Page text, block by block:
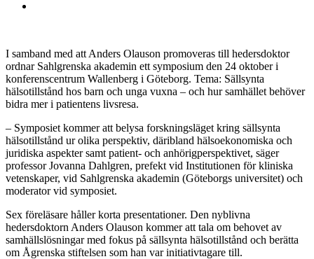
I samband med att Anders Olauson promoveras till hedersdoktor
ordnar Sahlgrenska akademin ett symposium den 24 oktober i
konferenscentrum Wallenberg i Göteborg. Tema: Sällsynta
hälsotillstånd hos barn och unga vuxna – och hur samhället behöver
bidra mer i patientens livsresa.
– Symposiet kommer att belysa forskningsläget kring sällsynta
hälsotillstånd ur olika perspektiv, däribland hälsoekonomiska och
juridiska aspekter samt patient- och anhörigperspektivet, säger
professor Jovanna Dahlgren, prefekt vid Institutionen för kliniska
vetenskaper, vid Sahlgrenska akademin (Göteborgs universitet) och
moderator vid symposiet.
Sex föreläsare håller korta presentationer. Den nyblivna
hedersdoktorn Anders Olauson kommer att tala om behovet av
samhällslösningar med fokus på sällsynta hälsotillstånd och berätta
om Ågrenska stiftelsen som han var initiativtagare till.